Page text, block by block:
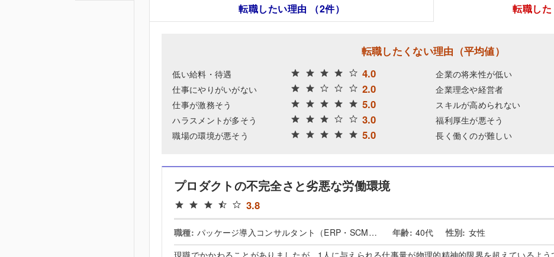
転職したい理由 （2件） 転職した
転職したくない理由（平均値）
低い給料・待遇 4.0
仕事にやりがいがない 2.0
仕事が激務そう 5.0
ハラスメントが多そう 3.0
職場の環境が悪そう 5.0
企業の将来性が低い
企業理念や経営者
スキルが高められない
福利厚生が悪そう
長く働くのが難しい
プロダクトの不完全さと劣悪な労働環境
3.8
職種: パッケージ導入コンサルタント（ERP・SCM・CRM等） 年齢: 40代 性別: 女性
現職でかかわることがありましたが、1人に与えられる仕事量が物理的精神的限界を超えているよ